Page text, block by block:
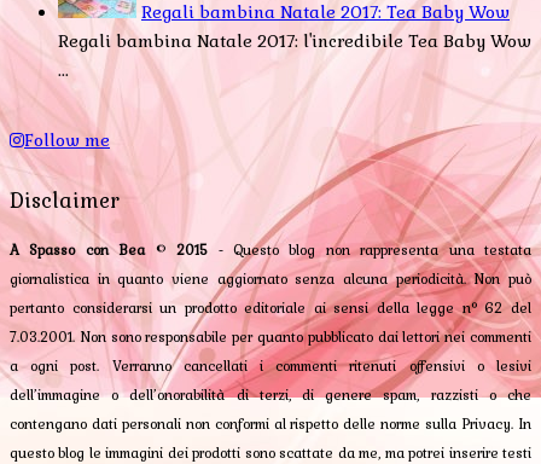
Regali bambina Natale 2017: Tea Baby Wow
Regali bambina Natale 2017: l'incredibile Tea Baby Wow
...
Follow me
Disclaimer
A Spasso con Bea©2015 - Questo blog non rappresenta una testata
giornalistica in quanto viene aggiornato senza alcuna periodicità. Non può
pertanto considerarsi un prodotto editoriale ai sensi della legge n° 62 del
7.03.2001. Non sono responsabile per quanto pubblicato dai lettori nei commenti
a ogni post. Verranno cancellati i commenti ritenuti offensivi o lesivi
dell’immagine o dell’onorabilità di terzi, di genere spam, razzisti o che
contengano dati personali non conformi al rispetto delle norme sulla Privacy. In
questo blog le immagini dei prodotti sono scattate da me, ma potrei inserire testi